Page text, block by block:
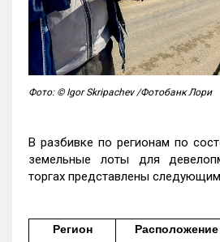
Фото: © Igor Skripachev /Фотобанк Лори
В разбивке по регионам по
земельные лоты для
торгах представлены
Регион Расположение